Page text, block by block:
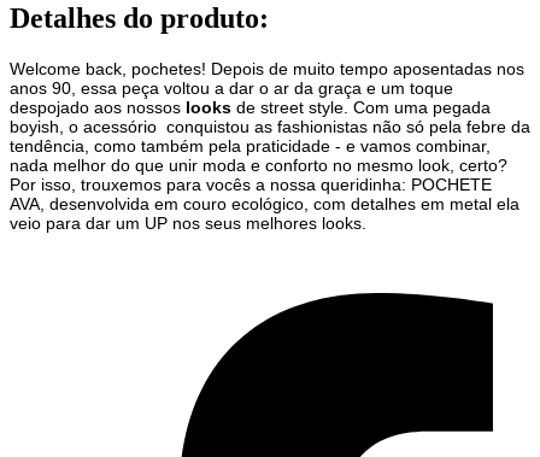
Detalhes do produto:
Welcome back, pochetes! Depois de muito tempo aposentadas nos
anos 90, essa peça voltou a dar o ar da graça e um toque
despojado aos nossos looks de street style. Com uma pegada
boyish, o acessório conquistou as fashionistas não só pela febre da
tendência, como também pela praticidade - e vamos combinar,
nada melhor do que unir moda e conforto no mesmo look, certo?
Por isso, trouxemos para vocês a nossa queridinha: POCHETE
AVA, desenvolvida em couro ecológico, com detalhes em metal ela
veio para dar um UP nos seus melhores looks.